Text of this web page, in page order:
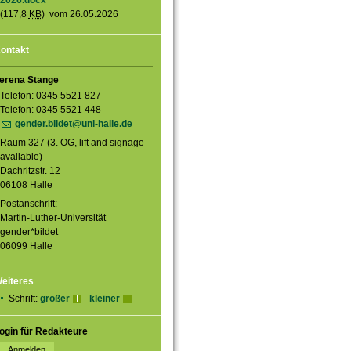
(117,8 KB) vom 26.05.2026
Stange
Telefon: 0345 5521 827
Telefon: 0345 5521 448
gender.bildet@uni-halle.de
Raum 327 (3. OG, lift and signage
available)
Dachritzstr. 12
06108 Halle
Postanschrift:
Martin-Luther-Universität
gender*bildet
06099 Halle
Schrift: größer kleiner
für Redakteure